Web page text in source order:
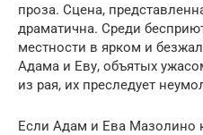
проза. Сцена,
драматична. Среди
местности в ярком и
Адама и Еву, объятых
из рая, их преследует
Если Адам и Ева Мазолино